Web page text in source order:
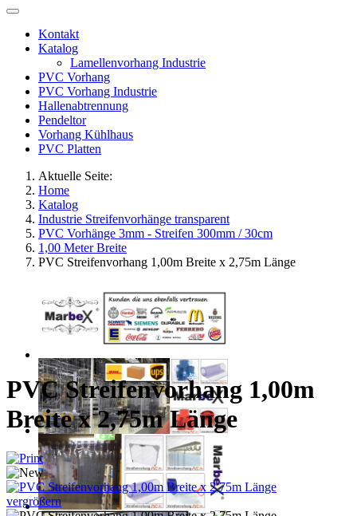
Kontakt
Katalog
Lamellenvorhang Industrie
PVC Vorhang
PVC Vorhang Industrie
Hallenabtrennung
Pendeltor
Vorhang Kühlhaus
PVC Platten
Aktuelle Seite:
Home
Katalog
Industrie Streifenvorhänge transparent
PVC Vorhänge 3mm - Streifen 300mm / 30cm
1,00 Meter Breite
PVC Streifenvorhang 1,00m Breite x 2,75m Länge
PVC Streifenvorhang 1,00m
Breite x 2,75m Länge
vergrößern